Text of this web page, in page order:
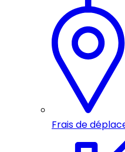
Frais de